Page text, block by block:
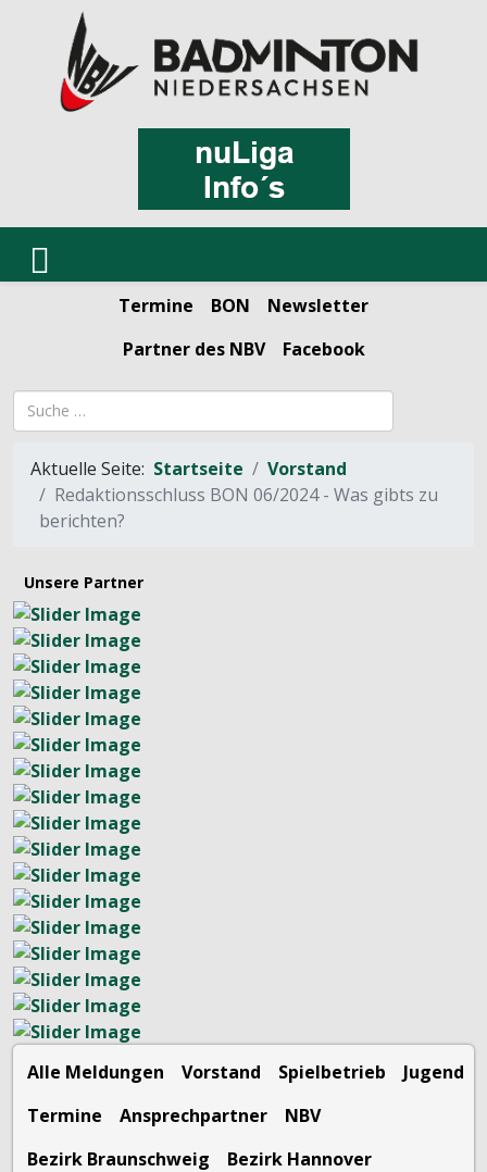
Termine BON
Newsletter
Partner des NBV
Facebook
Suchbegriff
Aktuelle Seite: Startseite
Vorstand
Redaktionsschluss BON 06/2024 - Was gibts zu
berichten?
Unsere Partner
Alle Meldungen Vorstand Spielbetrieb
Jugend
Termine
Ansprechpartner
NBV
Bezirk Braunschweig
Bezirk Hannover